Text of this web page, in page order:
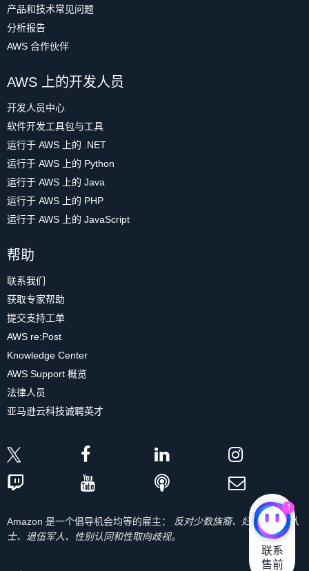
产品和技术常见问题
分析报告
AWS 合作伙伴
AWS 上的开发人员
开发人员中心
软件开发工具包与工具
运行于 AWS 上的 .NET
运行于 AWS 上的 Python
运行于 AWS 上的 Java
运行于 AWS 上的 PHP
运行于 AWS 上的 JavaScript
帮助
联系我们
获取专家帮助
提交支持工单
AWS re:Post
Knowledge Center
AWS Support 概览
法律人员
亚马逊云科技诚聘英才
Amazon 是一个倡导机会均等的雇主：
反对少数族裔、妇女、残疾人
士、退伍军人、性别认同和性取向歧视。
1
联系
售前